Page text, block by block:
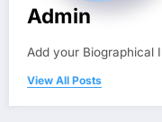
Admin
Add your Biographical
View All Posts